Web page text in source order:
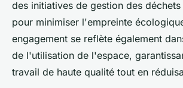
des initiatives de gestion des
pour minimiser l'empreinte
engagement se reflète également
de l'utilisation de l'espace,
travail de haute qualité tout en